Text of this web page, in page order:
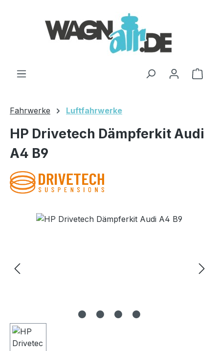
Fahrwerke Luftfahrwerke
HP Drivetech Dämpferkit Audi
A4 B9
Bildergalerie überspringen